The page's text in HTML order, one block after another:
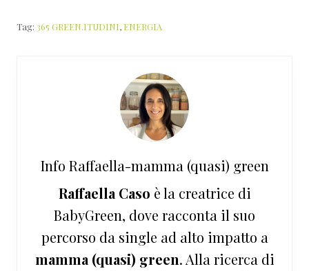
Tag: 365 GREEN.ITUDINI, ENERGIA
Info Raffaella-mamma (quasi) green
Raffaella Caso è la creatrice di
BabyGreen, dove racconta il suo
percorso da single ad alto impatto a
mamma (quasi) green. Alla ricerca di